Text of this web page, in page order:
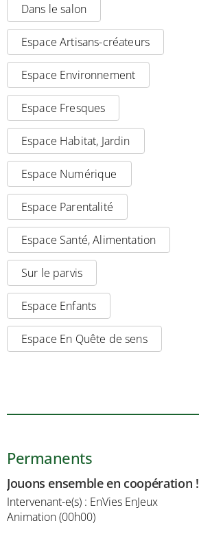
Dans le salon
Espace Artisans-créateurs
Espace Environnement
Espace Fresques
Espace Habitat, Jardin
Espace Numérique
Espace Parentalité
Espace Santé, Alimentation
Sur le parvis
Espace Enfants
Espace En Quête de sens
Permanents
Jouons ensemble en coopération !
Intervenant-e(s) : EnVies EnJeux
Animation (00h00)